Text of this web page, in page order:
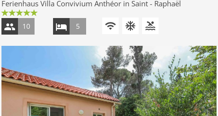
Ferienhaus Villa Convivium Anthéor in Saint - Raphaël
10 5